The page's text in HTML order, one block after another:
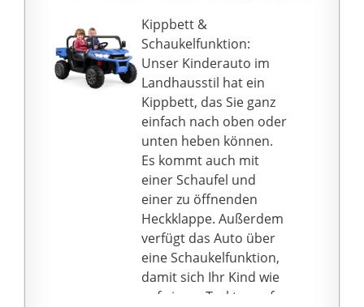
Erwachsene ist der
Reppy dank des
Rahmenhandgriffs ganz
einfach tragbar. Der
Reppy ist leicht und
kompakt, wodurch er
sich nach dem Spielen
problemlos verstauen
lässt.
Der Schalensitz des
Reppy lässt sich per
Drehknopf im Sitz ganz
einfach verstellen. Ganz
ohne Werkzeug! Dank
des niedrigen Sitzes
Kippbett &
Schaukelfunktion:
Unser Kinderauto im
Landhausstil hat ein
Kippbett, das Sie ganz
einfach nach oben oder
unten heben können.
Es kommt auch mit
einer Schaufel und
einer zu öffnenden
Heckklappe. Außerdem
verfügt das Auto über
eine Schaukelfunktion,
damit sich Ihr Kind wie
auf einem Traktor auf